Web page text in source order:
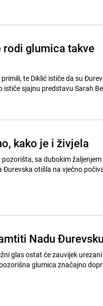
glumica takve
te Diklić ističe da su
ističe sjajnu predstavu Sarah
kako je i živjela
sa dubokim
otišla na vječno
Nadu Đurevsku
glas ostat će zauvijek
glumica značajno